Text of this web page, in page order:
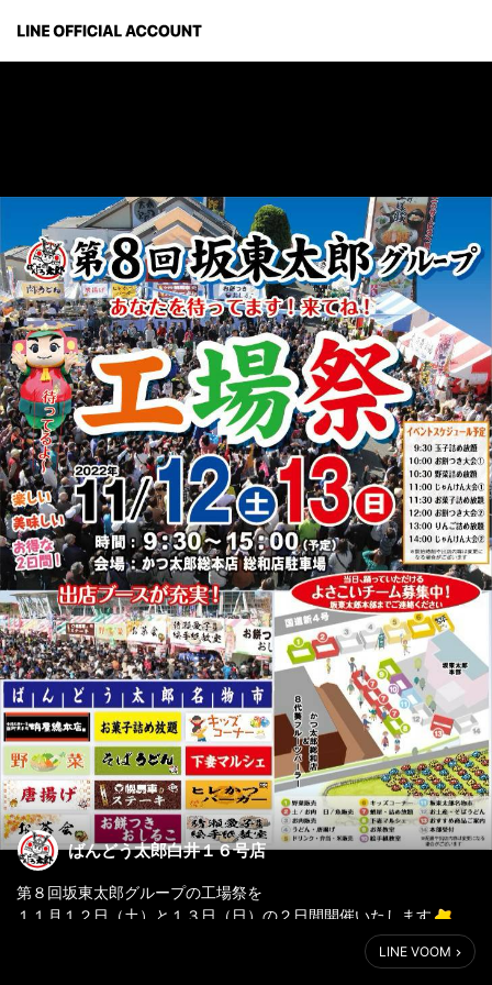
ばんどう太郎白井１６号店
第８回坂東太郎グループの工場祭を
１１月１２日（土）と１３日（日）の２日間開催いたします
さまざまなフードや物販、大好評の詰め放題やお餅つき大会など
LINE VOOM